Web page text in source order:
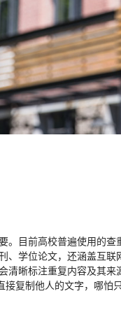
。目前高校普遍使用的
、学位论文，还涵盖互
清晰标注重复内容及其
复制他人的文字，哪怕